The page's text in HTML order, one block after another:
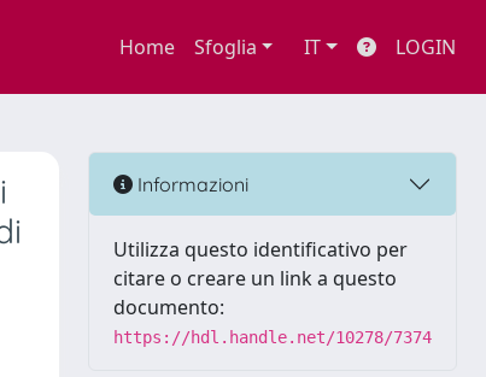
Home Sfoglia IT LOGIN
Informazioni
Utilizza questo identificativo per
citare o creare un link a questo
documento:
https://hdl.handle.net/10278/7374